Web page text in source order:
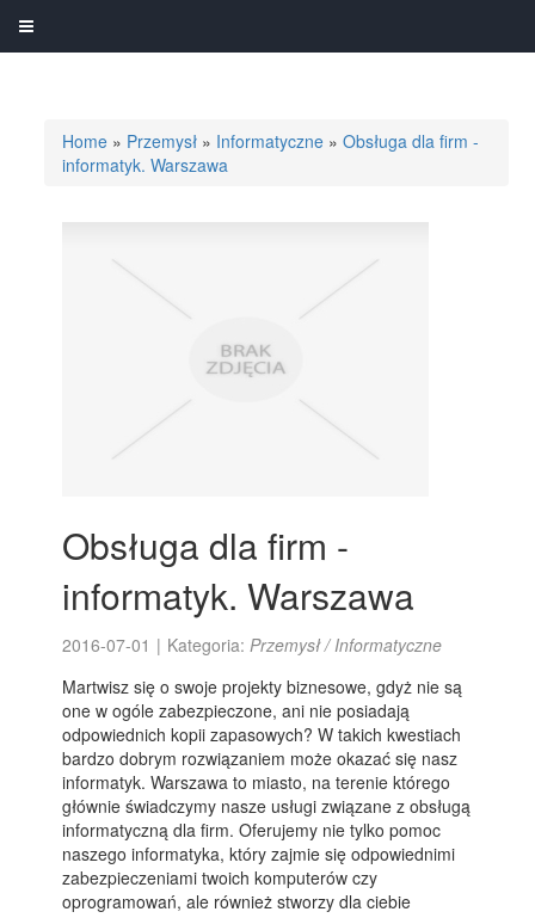
Home » Przemysł » Informatyczne »Obsługa dla firm -
informatyk. Warszawa
Obsługa dla firm -
informatyk. Warszawa
2016-07-01 | Kategoria:Przemysł / Informatyczne
Martwisz się o swoje projekty biznesowe, gdyż nie są
one w ogóle zabezpieczone, ani nie posiadają
odpowiednich kopii zapasowych? W takich kwestiach
bardzo dobrym rozwiązaniem może okazać się nasz
informatyk. Warszawa to miasto, na terenie którego
głównie świadczymy nasze usługi związane z obsługą
informatyczną dla firm. Oferujemy nie tylko pomoc
naszego informatyka, który zajmie się odpowiednimi
zabezpieczeniami twoich komputerów czy
oprogramowań, ale również stworzy dla ciebie